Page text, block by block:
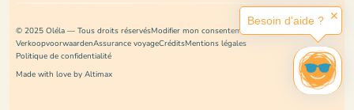
© 2025 Oléla — Tous droits réservésModifier mon consentement
VerkoopvoorwaardenAssurance voyageCréditsMentions légales
Politique de confidentialité
Made with love by Altimax
Besoin d'aide ? ✕